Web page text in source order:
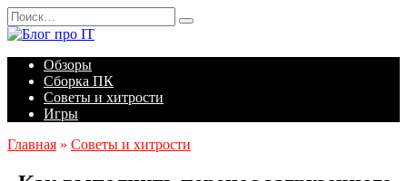
Перейти
к
содержанию
Search
for:
Обзоры
Сборка ПК
Советы и хитрости
Игры
Главная » Советы и хитрости